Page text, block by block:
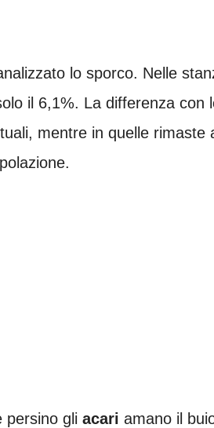
lo sporco. Nelle
il 6,1%. La differenza
mentre in quelle
persino gli acari amano il